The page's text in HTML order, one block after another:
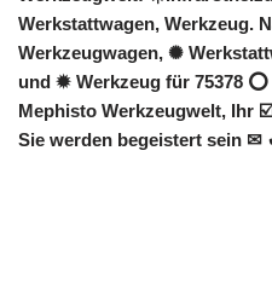
Werkstattwagen, Werkzeug.
Werkzeugwagen, ✺
und ✹ Werkzeug für 75378
Mephisto Werkzeugwelt, Ihr
Sie werden begeistert sein ✉